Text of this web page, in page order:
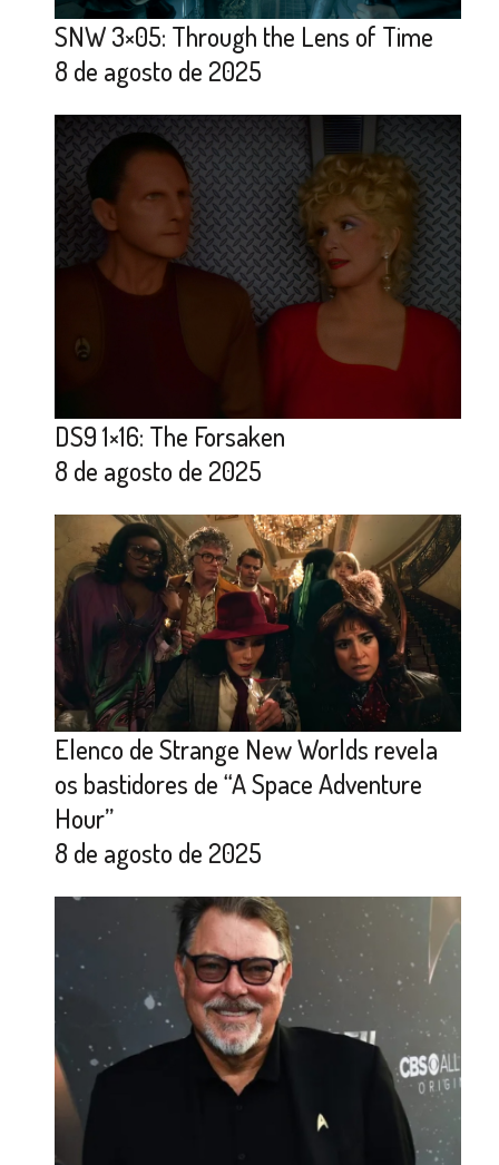
SNW 3×05: Through the Lens of Time
8 de agosto de 2025
DS9 1×16: The Forsaken
8 de agosto de 2025
Elenco de Strange New Worlds revela
os bastidores de “A Space Adventure
Hour”
8 de agosto de 2025